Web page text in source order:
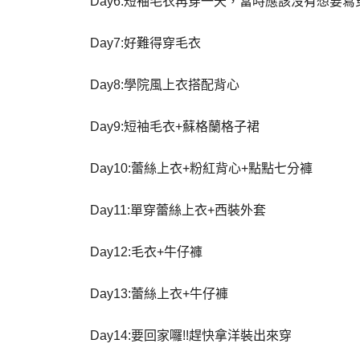
Day7:好難得穿毛衣
Day8:學院風上衣搭配背心
Day9:短袖毛衣+蘇格蘭格子裙
Day10:蕾絲上衣+粉紅背心+點點七分褲
Day11:單穿蕾絲上衣+西裝外套
Day12:毛衣+牛仔褲
Day13:蕾絲上衣+牛仔褲
Day14:要回家囉!!趕快拿洋裝出來穿